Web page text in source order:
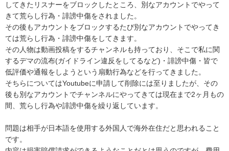
してきたリスナーをブロックしたところ、別なアカウントでやって
きて荒らし行為・誹謗中傷をされました。
その後もアカウントをブロックするたび別なアカウントでやってき
ては荒らし行為・誹謗中傷をしてきます。
その人物は動画投稿をするチャンネルも持っており、そこで私に関
するデマの流布(ガイドライン違反をしてるなど)・誹謗中傷・皆で
低評価や通報をしようという扇動行為などを行ってきました。
そちらについてはYoutubeに申請して削除には至りましたが、その
後も別なアカウントでチャンネルにやってきては現在まで2ヶ月もの
間、荒らし行為や誹謗中傷を繰り返しています。
問題は相手が日本語を使用する外国人で海外在住だと思われること
です。